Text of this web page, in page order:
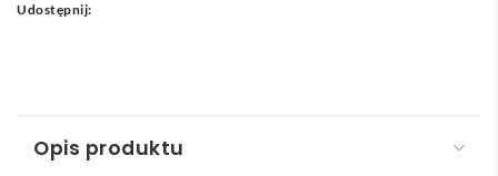
Udostępnij:
Opis produktu